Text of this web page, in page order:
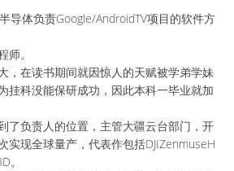
导体负责Google/AndroidTV项目的软件方
。
，在读书期间就因惊人的天赋被学弟学妹
挂科没能保研成功，因此本科一毕业就加
了负责人的位置，主管大疆云台部门，开
实现全球量产，代表作包括DJIZenmuseH
。